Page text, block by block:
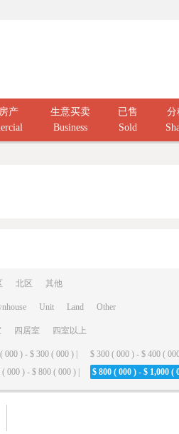
产
生意买卖
Business
已售
Sold
分
北区 其他
Unit Land Other
四居室 四室以上
000 ) - $ 300 ( 000 ) | $ 300 ( 000 ) - $ 400 ( 000
000 ) - $ 800 ( 000 ) | $ 800 ( 000 ) - $ 1,000 (